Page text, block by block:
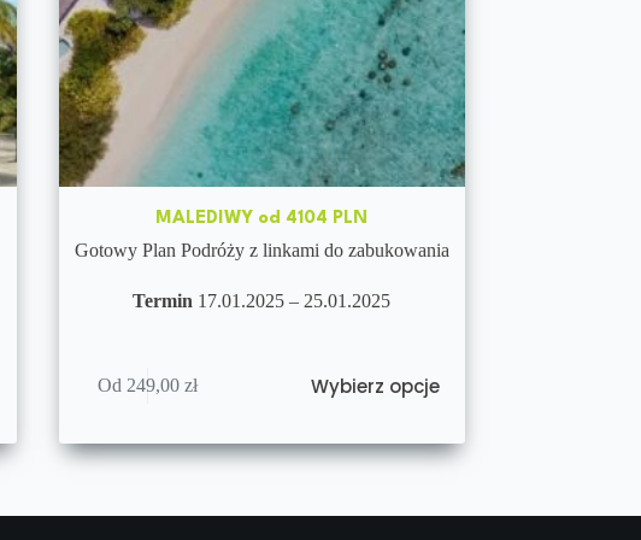
MALEDIWY od 4104 PLN
Gotowy Plan Podróży z linkami do zabukowania
Termin 17.01.2025 – 25.01.2025
Od 249,00zł Wybierz opcje